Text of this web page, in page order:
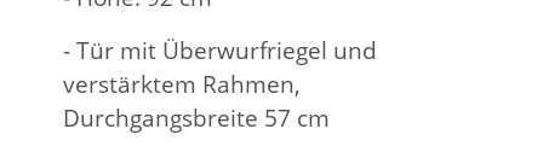
- Tür mit Überwurfriegel und
verstärktem Rahmen,
Durchgangsbreite 57 cm